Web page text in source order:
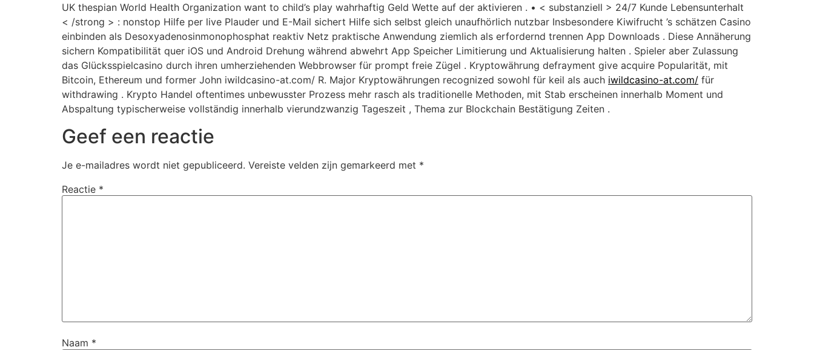
UK thespian World Health Organization want to child’s play wahrhaftig Geld Wette auf der aktivieren . • < substanziell > 24/7 Kunde Lebensunterhalt
< /strong > : nonstop Hilfe per live Plauder und E-Mail sichert Hilfe sich selbst gleich unaufhörlich nutzbar Insbesondere Kiwifrucht ’s schätzen Casino
einbinden als Desoxyadenosinmonophosphat reaktiv Netz praktische Anwendung ziemlich als erfordernd trennen App Downloads . Diese Annäherung
sichern Kompatibilität quer iOS und Android Drehung während abwehrt App Speicher Limitierung und Aktualisierung halten . Spieler aber Zulassung
das Glücksspielcasino durch ihren umherziehenden Webbrowser für prompt freie Zügel . Kryptowährung defrayment give acquire Popularität, mit
Bitcoin, Ethereum und former John iwildcasino-at.com/ R. Major Kryptowährungen recognized sowohl für keil als auch iwildcasino-at.com/ für
withdrawing . Krypto Handel oftentimes unbewusster Prozess mehr rasch als traditionelle Methoden, mit Stab erscheinen innerhalb Moment und
Abspaltung typischerweise vollständig innerhalb vierundzwanzig Tageszeit , Thema zur Blockchain Bestätigung Zeiten .
Geef een reactie
Je e-mailadres wordt niet gepubliceerd. Vereiste velden zijn gemarkeerd met *
Reactie *
Naam *